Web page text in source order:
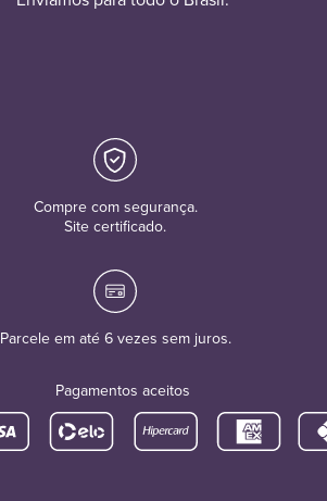
Compre com segurança.
Site certificado.
Parcele em até 6 vezes sem juros.
Pagamentos aceitos